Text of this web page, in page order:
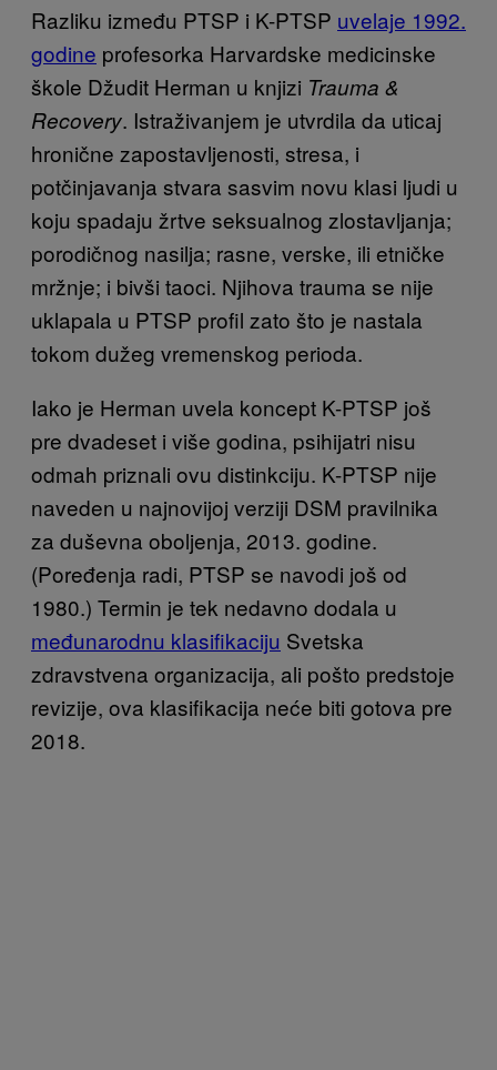
Razliku između PTSP i K-PTSP uvelaje 1992.
godine profesorka Harvardske medicinske
škole Džudit Herman u knjizi Trauma &
Recovery. Istraživanjem je utvrdila da uticaj
hronične zapostavljenosti, stresa, i
potčinjavanja stvara sasvim novu klasi ljudi u
koju spadaju žrtve seksualnog zlostavljanja;
porodičnog nasilja; rasne, verske, ili etničke
mržnje; i bivši taoci. Njihova trauma se nije
uklapala u PTSP profil zato što je nastala
tokom dužeg vremenskog perioda.
Iako je Herman uvela koncept K-PTSP još
pre dvadeset i više godina, psihijatri nisu
odmah priznali ovu distinkciju. K-PTSP nije
naveden u najnovijoj verziji DSM pravilnika
za duševna oboljenja, 2013. godine.
(Poređenja radi, PTSP se navodi još od
1980.) Termin je tek nedavno dodala u
međunarodnu klasifikaciju Svetska
zdravstvena organizacija, ali pošto predstoje
revizije, ova klasifikacija neće biti gotova pre
2018.